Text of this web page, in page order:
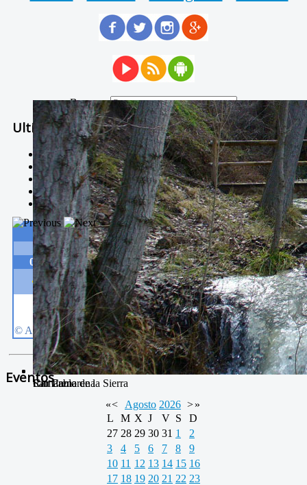
Buscar...
San Pablo
Camarena de la Sierra
Río Camarena
Ultimas Noticias
Solidaria carrera - 7 TÉRMINOS XTREM
Temporal de Febrero
Nevada Enero 2018
La estación de esquí de Javalambre abrirán este sábado
Larga vida a las escuelas
Eventos
«< Agosto 2026 >»
L
M X J V S
D
27 28 29 30 31 1
2
3
4 5 6 7 8
9
10 11 12 13 14 15 16
17 18 19 20 21 22 23